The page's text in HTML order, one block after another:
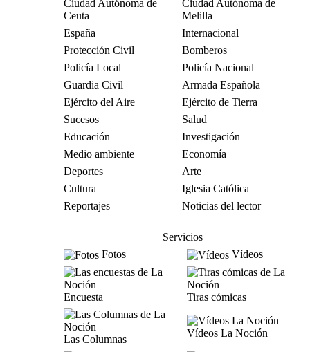
Ciudad Autónoma de
Ceuta
Ciudad Autónoma de
Melilla
España
Internacional
Protección Civil
Bomberos
Policía Local
Policía Nacional
Guardia Civil
Armada Española
Ejército del Aire
Ejército de Tierra
Sucesos
Salud
Educación
Investigación
Medio ambiente
Economía
Deportes
Arte
Cultura
Iglesia Católica
Reportajes
Noticias del lector
Servicios
Fotos
Vídeos
Encuesta Tiras cómicas
Las Columnas
Vídeos La Noción